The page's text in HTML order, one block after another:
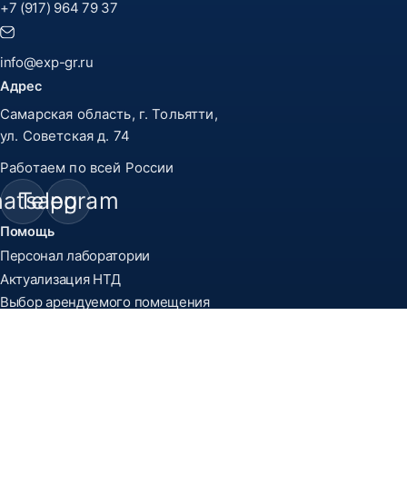
+7 (917) 964 79 37
info@exp-gr.ru
Адрес
Самарская область, г. Тольятти,
ул. Советская д. 74
Работаем по всей России
Telegram
Помощь
Персонал лаборатории
Актуализация НТД
Выбор арендуемого помещения